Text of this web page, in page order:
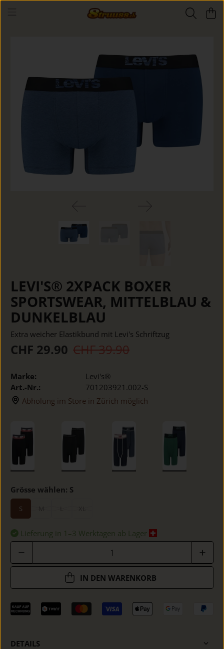
LEVI'S® 2XPACK BOXER
SPORTSWEAR, MITTELBLAU &
DUNKELBLAU
Extra weicher Elastikbund mit Levi's Schriftzug
CHF 29.90 CHF 39.90
Marke:
Levi's®
Art.-Nr.:
701203921.002-S
Abholung im Store in Zürich möglich
Grösse wählen: S
S
Lieferung in 1–3 Werktagen ab Lager
IN DEN WARENKORB
DETAILS